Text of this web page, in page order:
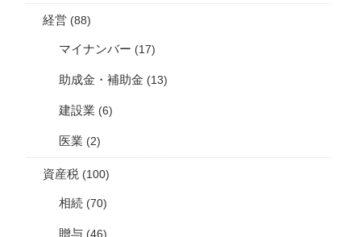
経営 (88)
マイナンバー (17)
助成金・補助金 (13)
建設業 (6)
医業 (2)
資産税 (100)
相続 (70)
贈与 (46)